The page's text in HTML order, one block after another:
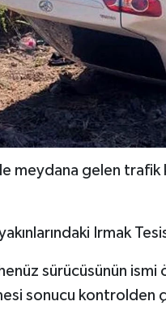
meydana gelen
Irmak
sürücüsünün
sonucu kontrolden